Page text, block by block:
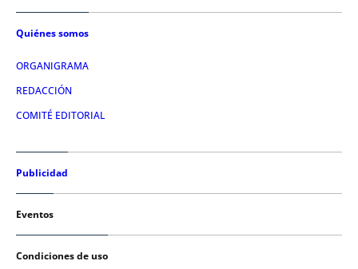
Quiénes somos
ORGANIGRAMA
REDACCIÓN
COMITÉ EDITORIAL
Publicidad
Eventos
Condiciones de uso